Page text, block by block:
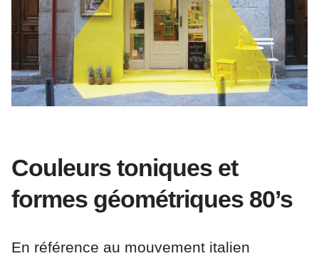
Couleurs toniques et
formes géométriques 80’s
En référence au mouvement italien